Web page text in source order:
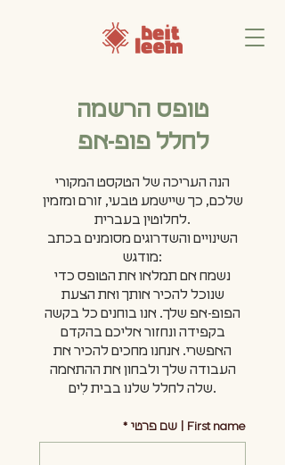
טופס הרשמה
לחלל פופ-אפ
הנה העריכה של הטקסט המקורי
שלכם, כך שיישמע טבעי, זורם ומזמין
לחלוטין בעברית.
השינויים והשדרוגים מסומנים בכתב
מודגש:
נשמח אם תמלאו את הטופס כדי
שנוכל להכיר אותך ואת הצעת
הפופ-אפ שלך. אנו בוחנים כל בקשה
בקפידה ונחזור אליכם בהקדם
האפשרי. אנחנו מחכים להכיר את
העבודה שלך ולבחון את ההתאמה
שלה לחלל שלנו בבית לִים.
First name | שם פרטי *